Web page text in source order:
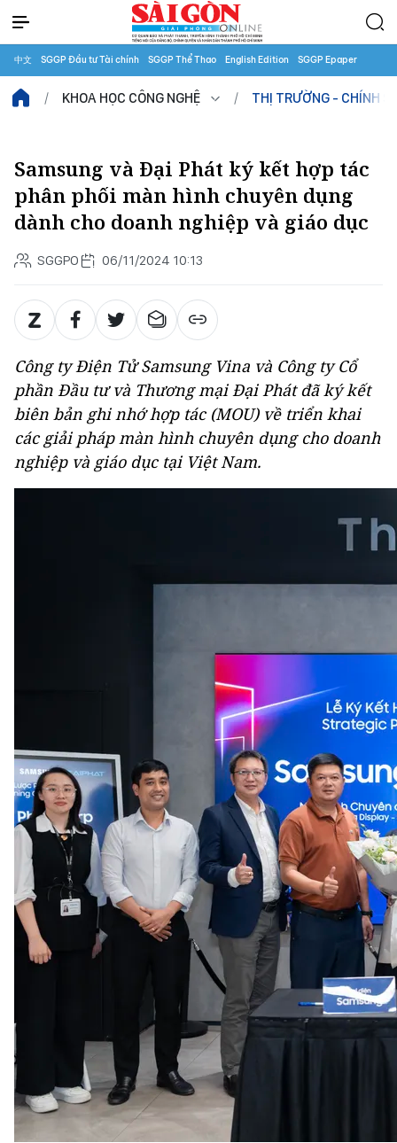
中文 SGGP Đầu tư Tài chính SGGP Thể Thao English Edition SGGP Epaper
KHOA HỌC CÔNG NGHỆ THỊ TRƯỜNG - CHÍNH
Samsung và Đại Phát ký kết hợp tác
phân phối màn hình chuyên dụng
dành cho doanh nghiệp và giáo dục
SGGPO 06/11/2024 10:13
Công ty Điện Tử Samsung Vina và Công ty Cổ
phần Đầu tư và Thương mại Đại Phát đã ký kết
biên bản ghi nhớ hợp tác (MOU) về triển khai
các giải pháp màn hình chuyên dụng cho doanh
nghiệp và giáo dục tại Việt Nam.